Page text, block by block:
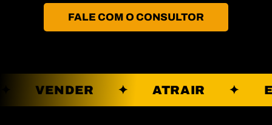
FALE COM O CONSULTOR
✦ VENDER ✦ ATRAIR ✦